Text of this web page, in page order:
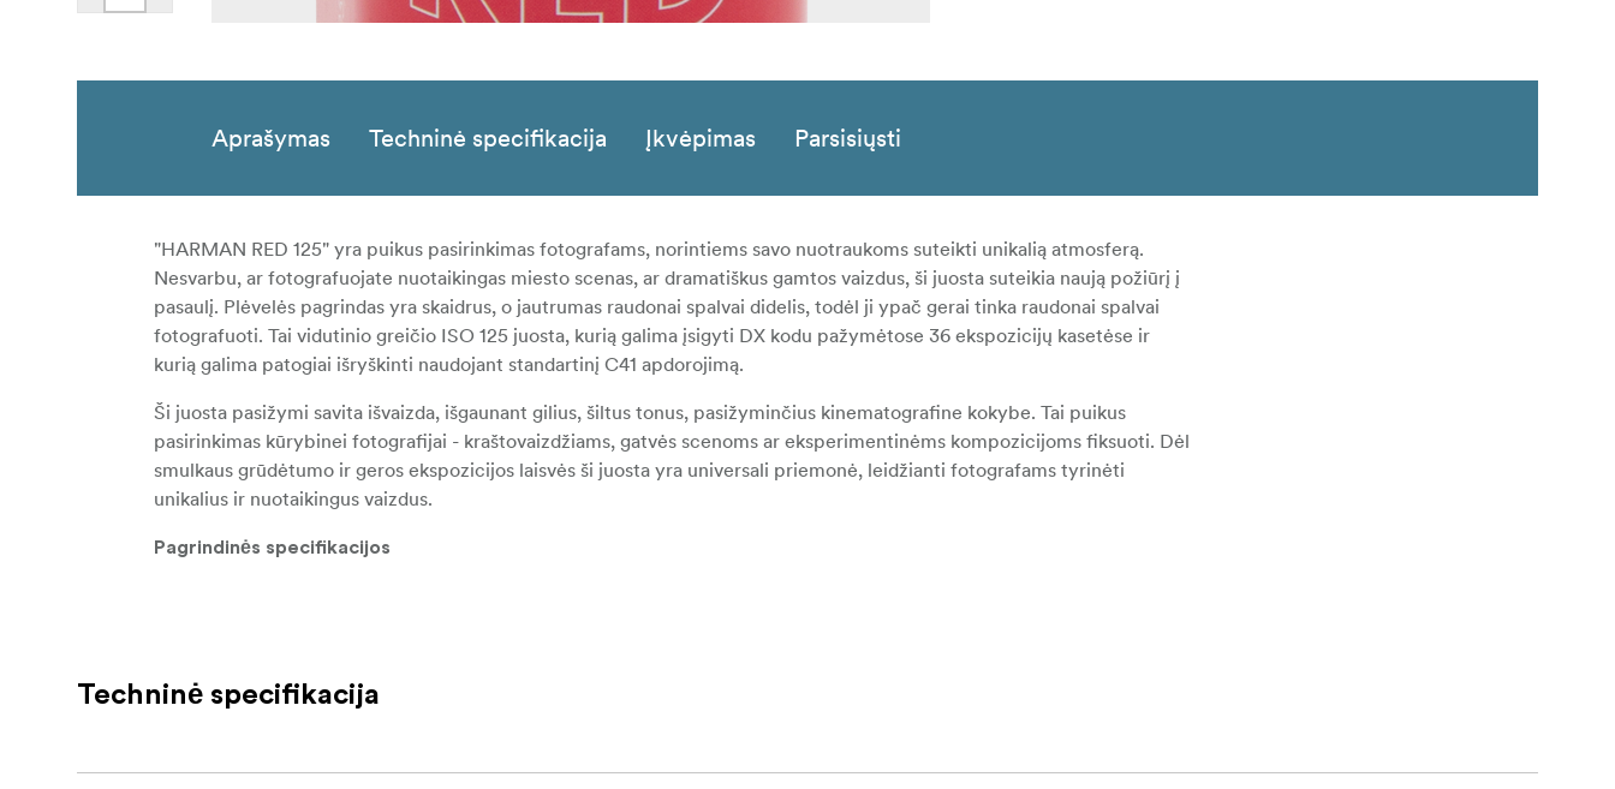
Aprašymas Techninė specifikacija Įkvėpimas Parsisiųsti
"HARMAN RED 125" yra puikus pasirinkimas fotografams, norintiems savo nuotraukoms suteikti unikalią atmosferą.
Nesvarbu, ar fotografuojate nuotaikingas miesto scenas, ar dramatiškus gamtos vaizdus, ši juosta suteikia naują požiūrį į
pasaulį. Plėvelės pagrindas yra skaidrus, o jautrumas raudonai spalvai didelis, todėl ji ypač gerai tinka raudonai spalvai
fotografuoti. Tai vidutinio greičio ISO 125 juosta, kurią galima įsigyti DX kodu pažymėtose 36 ekspozicijų kasetėse ir
kurią galima patogiai išryškinti naudojant standartinį C41 apdorojimą.
Ši juosta pasižymi savita išvaizda, išgaunant gilius, šiltus tonus, pasižyminčius kinematografine kokybe. Tai puikus
pasirinkimas kūrybinei fotografijai - kraštovaizdžiams, gatvės scenoms ar eksperimentinėms kompozicijoms fiksuoti. Dėl
smulkaus grūdėtumo ir geros ekspozicijos laisvės ši juosta yra universali priemonė, leidžianti fotografams tyrinėti
unikalius ir nuotaikingus vaizdus.
Pagrindinės specifikacijos
Vidutinio greičio ISO 125
Techninė specifikacija